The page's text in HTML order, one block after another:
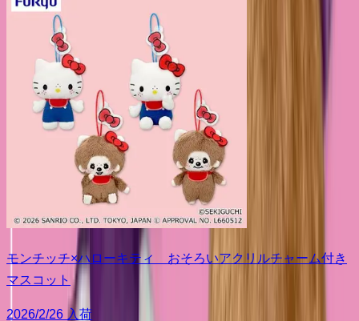
モンチッチ×ハローキティ おそろいアクリルチャーム付き
マスコット
2026/2/26 入荷